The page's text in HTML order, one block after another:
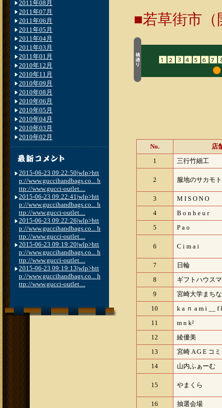
■若草街市（
No.
店
1
三行竹細工
2 服地のサカモト
3
M I S O N O
4
B o n h e u r
5
P a o
6 C i m a i
7
日輪
8
ギフトハウス
9
宮崎大学まち
10
k a ｎ a m i __ f
11
m n k²
12
綾優美
13
宮崎 A G E コ
14
山内ふぁーむ
15 やまくら
16
抽選会場
2011年08月
2011年07月
2011年06月
2011年05月
2011年04月
2011年03月
2011年01月
2010年12月
2010年11月
2010年09月
2010年08月
2010年06月
2010年05月
2010年04月
2010年03月
2010年02月
2015-06-23 09:22:50|wlp>htt
p://www.guccihandbags.co... h
ttp://www.gucci-outlet....
2015-06-23 09:22:41|wlp>htt
p://www.guccihandbags.co... h
ttp://www.gucci-outlet....
2015-06-23 09:22:26|wlp>htt
p://www.guccihandbags.co... h
ttp://www.gucci-outlet....
2015-06-23 09:19:20|wlp>htt
p://www.guccihandbags.co... h
ttp://www.gucci-outlet....
2015-06-23 09:19:13|wlp>htt
p://www.guccihandbags.co... h
ttp://www.gucci-outlet....